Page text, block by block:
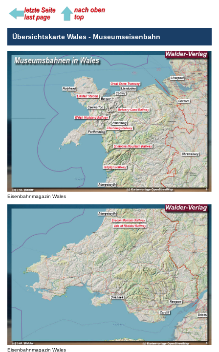
Übersichtskarte Wales - Museumseisenbahn
Eisenbahnmagazin Wales
Eisenbahnmagazin Wales